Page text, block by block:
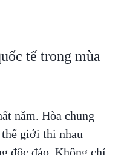
tế trong mùa
năm. Hòa chung
giới thi nhau
độc đáo. Không chỉ